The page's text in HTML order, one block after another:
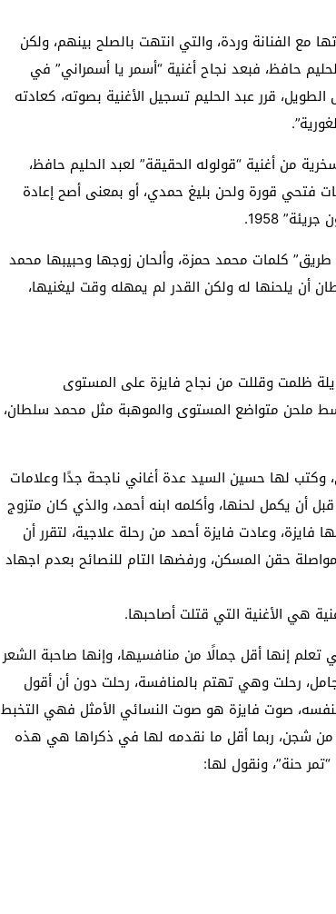
مع الفنانة وردة، والتي انتهت بالصلح بينهم، ولكن
حافظ، فبعد نجاح أغنية “أسمر يا أسمراني” في
ولحن كمال الطويل، قرر عبد الحليم تسجيل الأغنية بصوته، كعادته
من أغنية “قولوله الحقيقة” لعبد الحليم حافظ،
فتحي قورة ولحن بليغ حمدي، أو بمعنى أصح إعادة
1958.
“أحلى طريق” كلمات محمد حمزة، وألحان زوجها وحبيبها محمد
يلحنها له ولكن القدر لم يمهله وقت ليغنيها،
ظلمت وقللت من نجاح فايزة على المستوى
ملحن متواضع المستوى والموهبة مثل محمد سلطان،
وكتب لها حسين السيد عدة أغاني ناجحة جدًا وعلامات
أن يكمل لحنها، وأكلمه ابنه أحمد، والذي كان متزوج
وعادت فايزة أحمد من رحلة علاجية، لتقرر أن
حقن المسكن، ورفضها التام للنصائح بعدم اجهاد
هي الأغنية التي قتلت أصاحبها.
تعلم إنها أقل جمالًا من منافسيها، وإنها صاحبة الشعر
رحلت وهي تهتم بالمنافسة، رحلت دون أن أقول
صوت فايزة هو صوت النسائي الأمثل فهي التخبط
شجن، ربما أقل ما نقدمه لها في ذكراها هي هذه
حنة”، ونقول لها: